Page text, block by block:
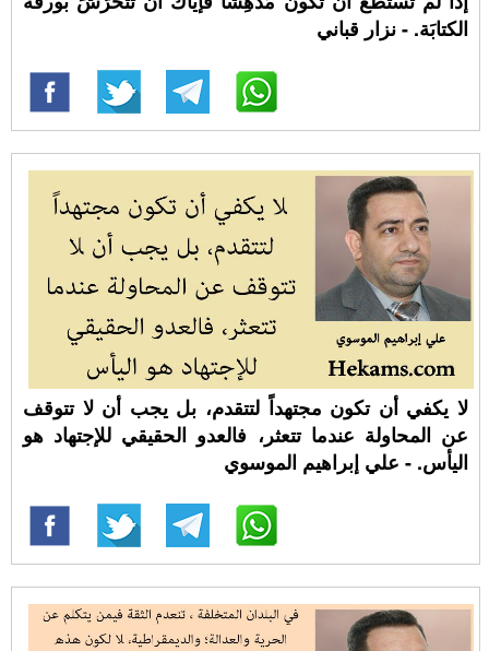
الكتابَة. - نزار قباني
لا يكفي أن تكون مجتهداً لتتقدم، بل يجب أن لا تتوقف
عن المحاولة عندما تتعثر، فالعدو الحقيقي للإجتهاد هو
اليأس. - علي إبراهيم الموسوي